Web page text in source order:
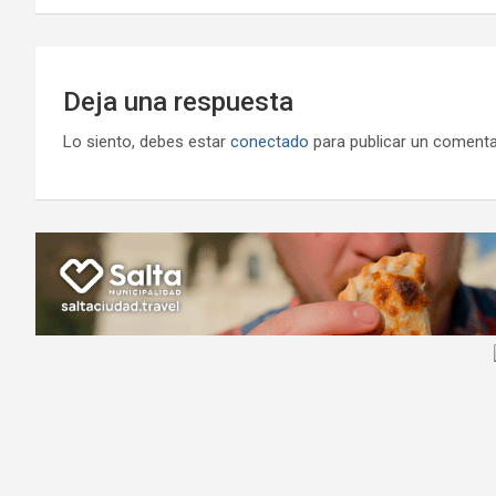
entradas
Deja una respuesta
Lo siento, debes estar conectado para publicar un